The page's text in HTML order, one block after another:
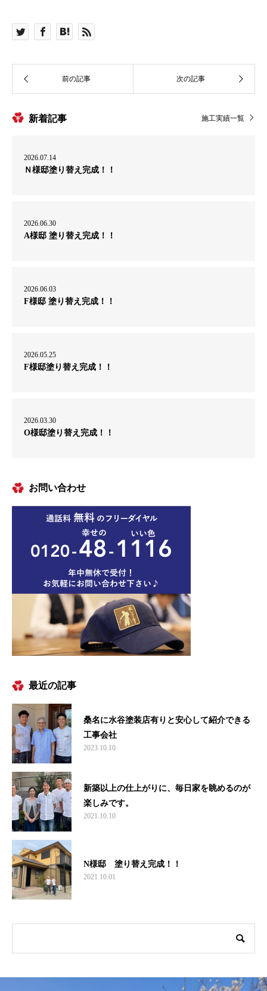
新着記事 施工実績一覧
2026.07.14
Ｎ様邸塗り替え完成！！
2026.06.30
A様邸 塗り替え完成！！
2026.06.03
F様邸 塗り替え完成！！
2026.05.25
F様邸塗り替え完成！！
2026.03.30
O様邸塗り替え完成！！
お問い合わせ
最近の記事
桑名に水谷塗装店有りと安心して紹介できる
工事会社
2023.10.10
新築以上の仕上がりに、毎日家を眺めるのが
楽しみです。
2021.10.10
N様邸 塗り替え完成！！
2021.10.01